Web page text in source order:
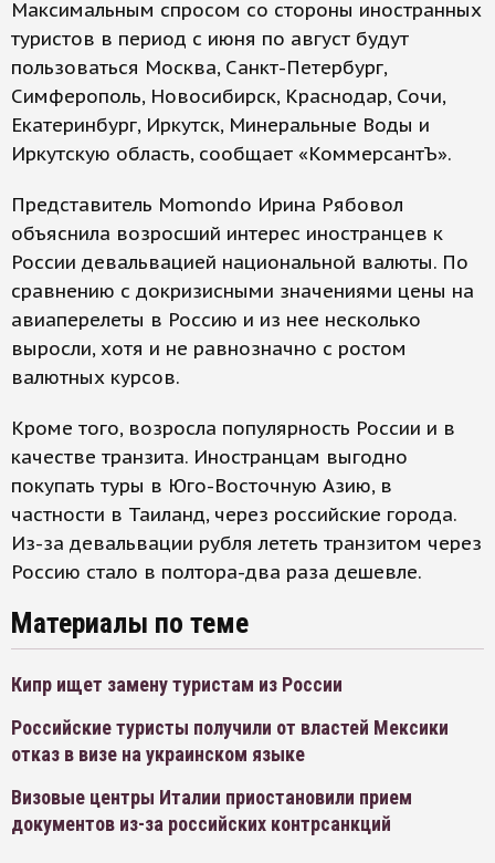
Максимальным спросом со стороны иностранных
туристов в период с июня по август будут
пользоваться Москва, Санкт-Петербург,
Симферополь, Новосибирск, Краснодар, Сочи,
Екатеринбург, Иркутск, Минеральные Воды и
Иркутскую область, сообщает «КоммерсантЪ».
Представитель Momondo Ирина Рябовол
объяснила возросший интерес иностранцев к
России девальвацией национальной валюты. По
сравнению с докризисными значениями цены на
авиаперелеты в Россию и из нее несколько
выросли, хотя и не равнозначно с ростом
валютных курсов.
Кроме того, возросла популярность России и в
качестве транзита. Иностранцам выгодно
покупать туры в Юго-Восточную Азию, в
частности в Таиланд, через российские города.
Из-за девальвации рубля лететь транзитом через
Россию стало в полтора-два раза дешевле.
Материалы по теме
Кипр ищет замену туристам из России
Российские туристы получили от властей Мексики
отказ в визе на украинском языке
Визовые центры Италии приостановили прием
документов из-за российских контрсанкций